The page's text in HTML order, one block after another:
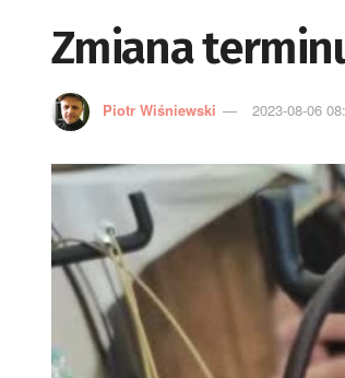
Zmiana
Piotr Wiśniewski 2023-08-06